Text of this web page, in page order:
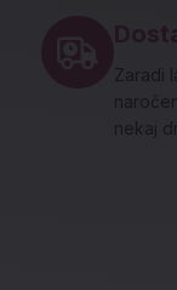
Zaradi
nekaj